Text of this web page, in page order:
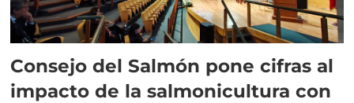
Consejo del Salmón pone cifras al
impacto de la salmonicultura con